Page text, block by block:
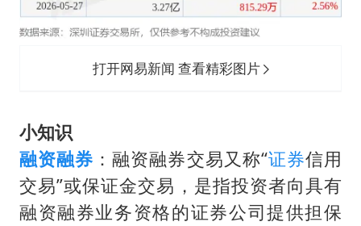
打开网易新闻 查看精彩图片
小知识
融资融券 ：融资融券交易又称“证券信用
交易”或保证金交易，是指投资者向具有
融资融券业务资格的证券公司提供担保